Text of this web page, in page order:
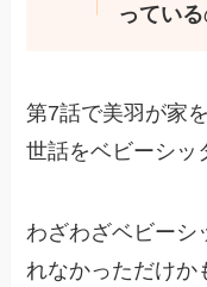
っている
第7話で美羽が家
世話をベビーシッ
わざわざベビーシ
れなかっただけか